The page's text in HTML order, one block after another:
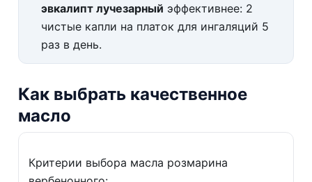
эвкалипт лучезарный эффективнее: 2
чистые капли на платок для ингаляций 5
раз в день.
Как выбрать качественное
масло
Критерии выбора масла розмарина